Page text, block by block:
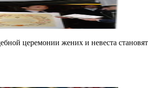
церемонии жених и невеста